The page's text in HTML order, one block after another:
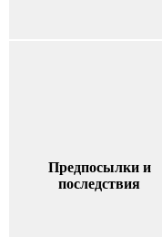
Предпосылки и
последствия